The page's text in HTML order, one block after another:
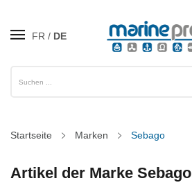
FR DE
Startseite Marken Sebago
Artikel der Marke Sebago